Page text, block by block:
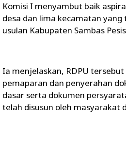
Komisi I menyambut baik
desa dan lima kecamatan
usulan Kabupaten Sambas
Ia menjelaskan, RDPU
pemaparan dan penyerahan
dasar serta dokumen
telah disusun oleh masyarakat